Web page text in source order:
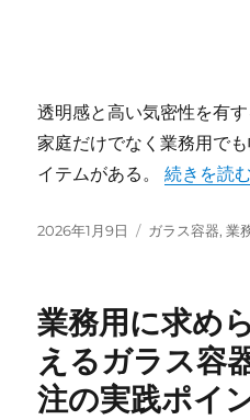
透明感と高い気密性を有
家庭だけでなく業務用で
イテムがある。“ガラス容
続きを読む
投
2026年1月9日
カ
ー
ガラス容器,業
業務用に求め
えるガラス容
注の実践ポイ